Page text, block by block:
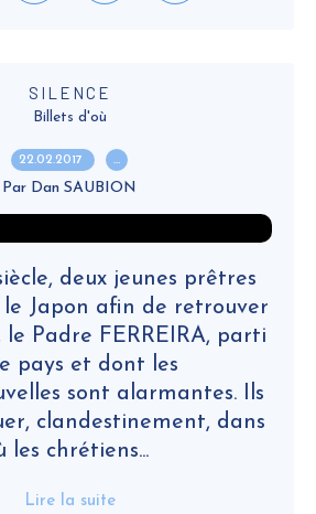
SILENCE
Billets d'où
22.02.2017 …
Par Dan SAUBION
deux jeunes prêtres
Japon afin de retrouver
le Padre FERREIRA, parti
pays et dont les
sont alarmantes. Ils
clandestinement, dans
les chrétiens...
Lire la suite